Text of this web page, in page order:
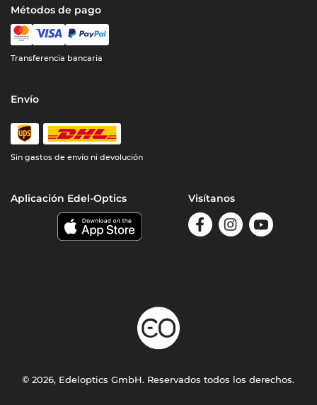
Métodos de pago
Transferencia bancaria
Envío
Sin gastos de envío ni devolución
Aplicación Edel-Optics Visítanos
© 2026, Edeloptics GmbH. Reservados todos los derechos.